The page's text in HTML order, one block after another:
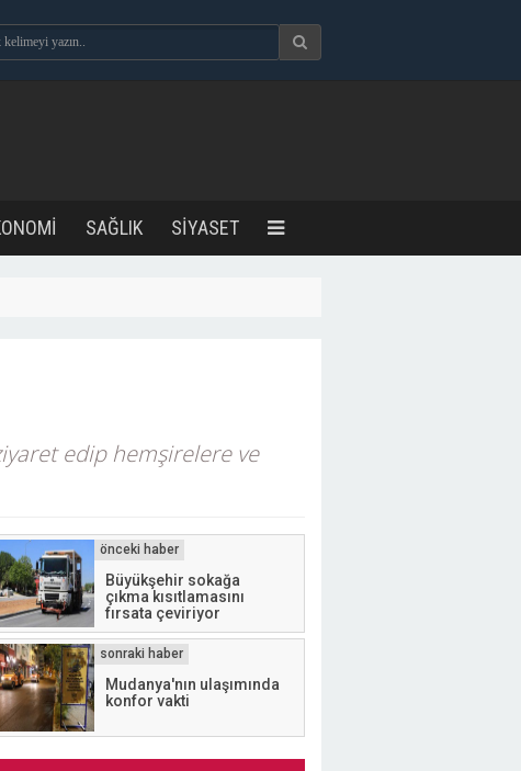
SAĞLIK SİYASET
edip hemşirelere ve
Büyükşehir sokağa
çıkma kısıtlamasını
fırsata çeviriyor
Mudanya'nın ulaşımında
konfor vakti